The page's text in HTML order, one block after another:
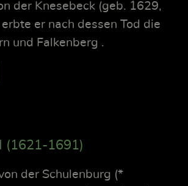
der Knesebeck (geb. 1629,
er nach dessen Tod die
und Falkenberg .
(1621-1691)
der Schulenburg (*